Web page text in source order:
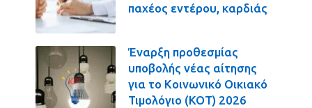
παχέος εντέρου, καρδιάς
Έναρξη προθεσμίας
υποβολής νέας αίτησης
για το Κοινωνικό Οικιακό
Τιμολόγιο (ΚΟΤ) 2026